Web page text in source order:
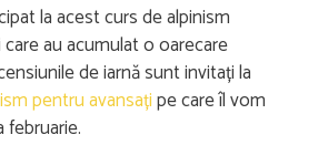
la acest curs de alpinism
au acumulat o oarecare
de iarnă sunt invitați la
pentru avansațipe care îl vom
februarie.